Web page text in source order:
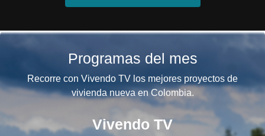
Programas del mes
Recorre con Vivendo TV los mejores proyectos de
vivienda nueva en Colombia.
Vivendo TV